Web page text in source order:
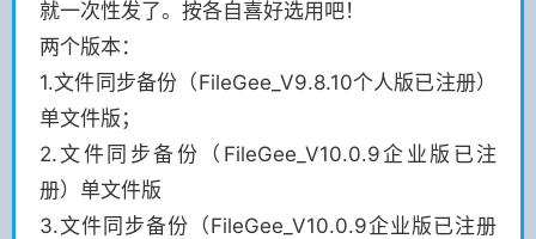
就一次性发了。按各自喜好选用吧！
两个版本：
1.文件同步备份（FileGee_V9.8.10个人版已注册）
单文件版；
2.文件同步备份（FileGee_V10.0.9企业版已注
册）单文件版
3.文件同步备份（FileGee_V10.0.9企业版已注册